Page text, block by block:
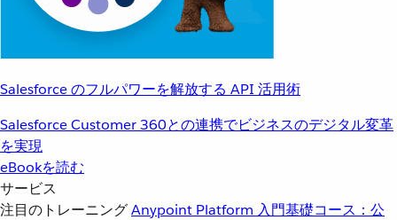
Salesforce のフルパワーを解放する API 活用術
Salesforce Customer 360との連携でビジネスのデジタル変革
を実現
eBookを読む
サービス
注目のトレーニングAnypoint Platform 入門基礎コース：公